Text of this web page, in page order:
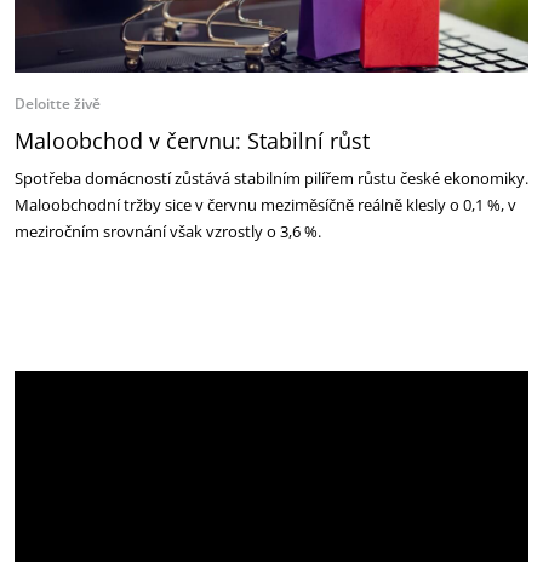
Deloitte živě
Maloobchod v červnu: Stabilní růst
Spotřeba domácností zůstává stabilním pilířem růstu české ekonomiky.
Maloobchodní tržby sice v červnu meziměsíčně reálně klesly o 0,1 %, v
meziročním srovnání však vzrostly o 3,6 %.